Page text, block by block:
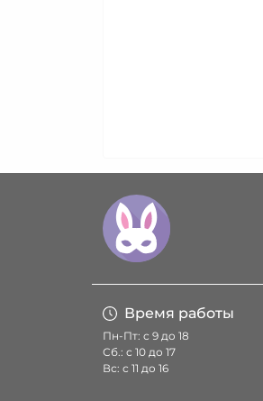
Время работы
Пн-Пт: с 9 до 18
Сб.: с 10 до 17
Вс: с 11 до 16